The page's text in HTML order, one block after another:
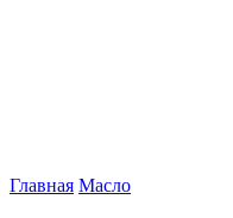
Главная Масло